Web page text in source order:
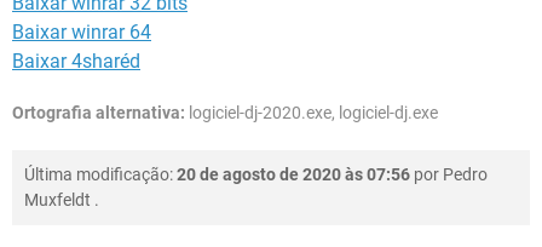
Baixar winrar 64
Baixar 4sharéd
Ortografia alternativa: logiciel-dj-2020.exe, logiciel-dj.exe
Última modificação:20 de agosto de 2020 às 07:56 por Pedro
Muxfeldt .